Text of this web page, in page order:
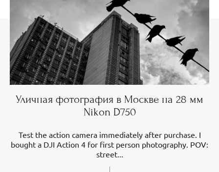
Уличная фотография в Москве на 28 мм
Nikon D750
Test the action camera immediately after purchase. I
bought a DJI Action 4 for first person photography. POV:
street...